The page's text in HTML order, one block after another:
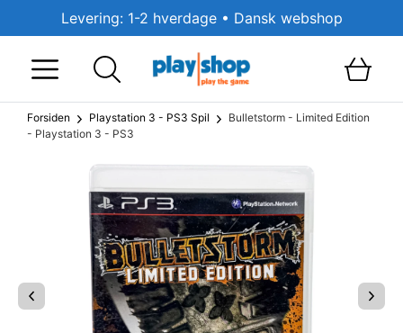
Levering: 1-2 hverdage • Dansk webshop
Forsiden Playstation 3 - PS3 Spil
Bulletstorm - Limited Edition
- Playstation 3 - PS3